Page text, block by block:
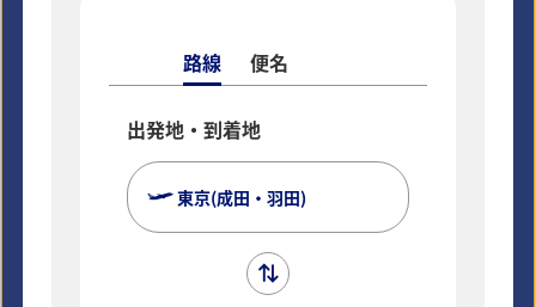
アメリカ・カナダ ヨーロッパ
路線 便名
出発地・到着地
東京(成田・羽田)